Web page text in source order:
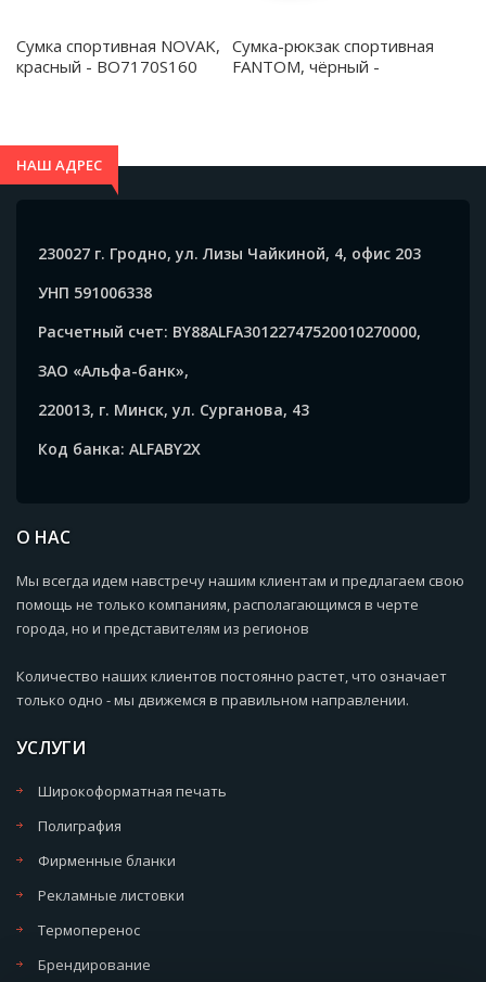
Сумка спортивная NOVAK,
красный - BO7170S160
Сумка-рюкзак спортивная
FANTOM, чёрный -
НАШ АДРЕС
230027 г. Гродно, ул. Лизы Чайкиной, 4, офис 203
УНП 591006338
Расчетный счет: BY88ALFA30122747520010270000,
ЗАО «Альфа-банк»,
220013, г. Минск, ул. Сурганова, 43
Код банка: ALFABY2X
О НАС
Мы всегда идем навстречу нашим клиентам и предлагаем свою
помощь не только компаниям, располагающимся в черте
города, но и представителям из регионов
Количество наших клиентов постоянно растет, что означает
только одно - мы движемся в правильном направлении.
УСЛУГИ
Широкоформатная печать
Полиграфия
Фирменные бланки
Рекламные листовки
Термоперенос
Брендирование